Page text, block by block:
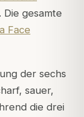
gesamte
Face
der sechs
sauer,
die drei